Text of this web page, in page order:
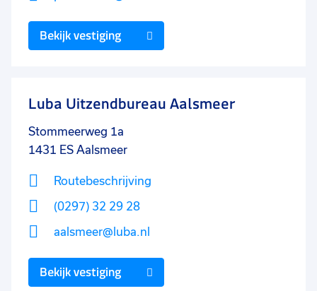
Bekijk vestiging
Luba Uitzendbureau Aalsmeer
Stommeerweg 1a
1431 ES Aalsmeer
Routebeschrijving
(0297) 32 29 28
aalsmeer@luba.nl
Bekijk vestiging